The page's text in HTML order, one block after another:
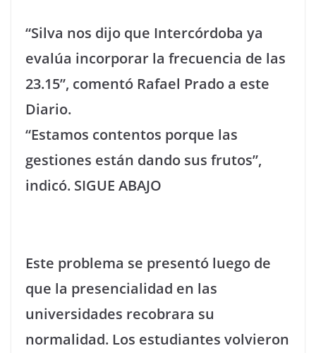
“Silva nos dijo que Intercórdoba ya
evalúa incorporar la frecuencia de las
23.15”, comentó Rafael Prado a este
Diario.
“Estamos contentos porque las
gestiones están dando sus frutos”,
indicó. SIGUE ABAJO
Este problema se presentó luego de
que la presencialidad en las
universidades recobrara su
normalidad. Los estudiantes volvieron